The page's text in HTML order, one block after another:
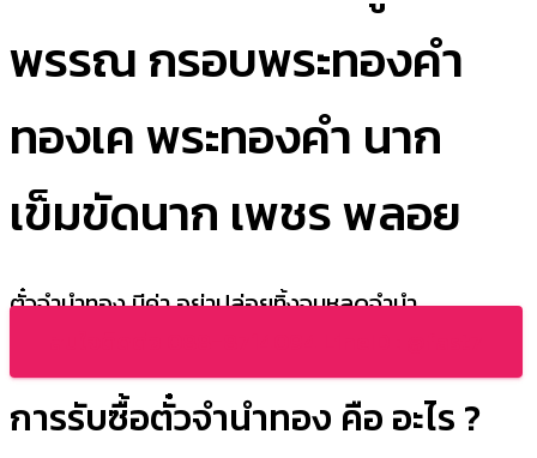
พรรณ กรอบพระทองคำ
ทองเค พระทองคำ นาก
เข็มขัดนาก เพชร พลอย
ตั๋วจำนำทอง มีค่า อย่าปล่อยทิ้งจนหลุดจำนำ
การรับซื้อตั๋วจำนำทอง คือ อะไร ?